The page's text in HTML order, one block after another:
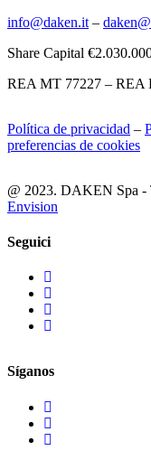
info@daken.it –
Share Capital
REA MT 77227 – REA
Política de privacidad –
preferencias de cookies
@ 2023. DAKEN Spa -
Envision
Seguici
Síganos